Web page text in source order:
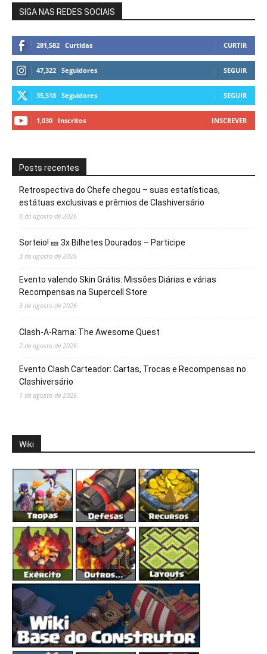
SIGA NAS REDES SOCIAIS
281,582 Curtidas CURTIR
47,322 Seguidores SEGUIR
35,518 Seguidores SEGUIR
1,030 Inscritos INSCREVER
Posts recentes
Retrospectiva do Chefe chegou – suas estatísticas,
estátuas exclusivas e prêmios de Clashiversário
6 de agosto de 2026
Sorteio! 🎫 3x Bilhetes Dourados – Participe
3 de agosto de 2026
Evento valendo Skin Grátis: Missões Diárias e várias
Recompensas na Supercell Store
3 de agosto de 2026
Clash-A-Rama: The Awesome Quest
2 de agosto de 2026
Evento Clash Carteador: Cartas, Trocas e Recompensas no
Clashiversário
1 de agosto de 2026
Wiki